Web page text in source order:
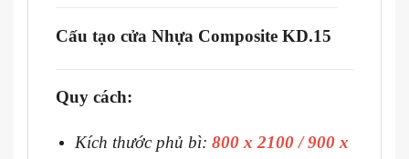
Cấu tạo cửa Nhựa Composite KD.15
Quy cách:
Kích thước phủ bì: 800 x 2100 / 900 x